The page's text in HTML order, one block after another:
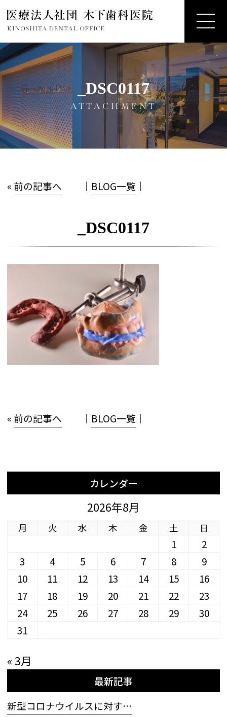
_DSC0117
ATTACHMENT
« 前の記事へ │ BLOG一覧 │
_DSC0117
« 前の記事へ │ BLOG一覧 │
カレンダー
2026年8月
月 火 水 木 金 土 日
1
2
3
4 5 6 7 8
9
10
11 12 13 14 15
16
17
18 19 20 21 22
23
24
25 26 27 28 29
30
31
« 3月
最新記事
新型コロナウイルスに対す…